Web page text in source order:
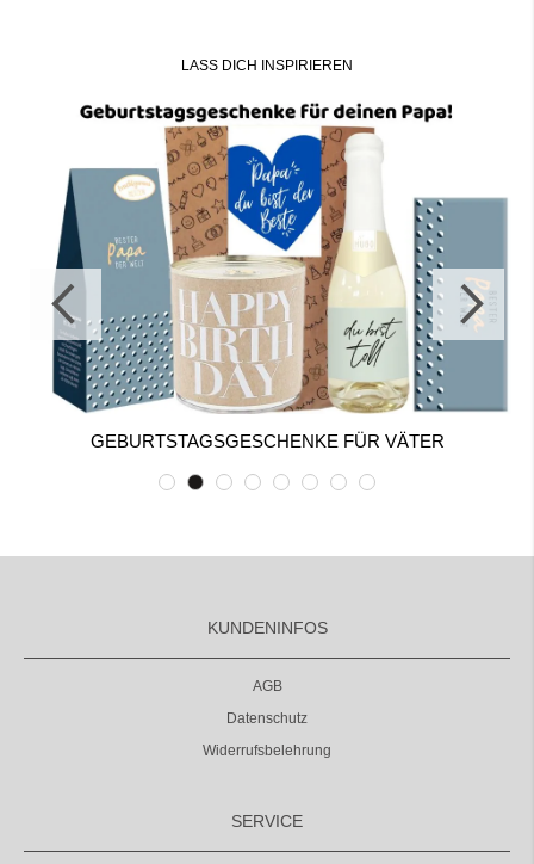
LASS DICH INSPIRIEREN
GEBURTSTAGSGESCHENKE FÜR VÄTER
KUNDENINFOS
AGB
Datenschutz
Widerrufsbelehrung
SERVICE